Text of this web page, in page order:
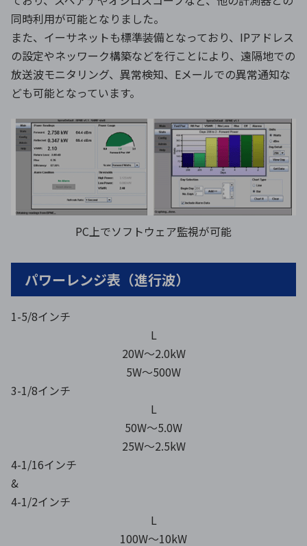
同時利用が可能となりました。
また、イーサネットも標準装備となっており、IPアドレス
の設定やネッワーク構築などを行ことにより、遠隔地での
放送波モニタリング、異常検知、Eメールでの異常通知な
ども可能となっています。
PC上でソフトウェア監視が可能
パワーレンジ表（進行波）
1-5/8インチ
L
20W〜2.0kW
5W〜500W
3-1/8インチ
L
50W〜5.0W
25W〜2.5kW
4-1/16インチ
&
4-1/2インチ
L
100W〜10kW